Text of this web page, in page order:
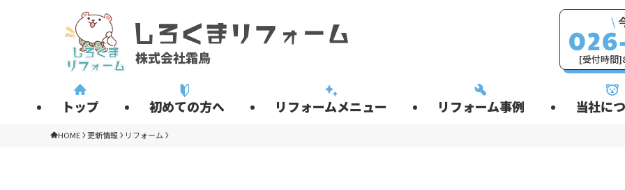
トップ 初めての方へ リフォームメニュー リフォーム事例 当社に
\
[受付時間
HOME 更新情報 リフォーム